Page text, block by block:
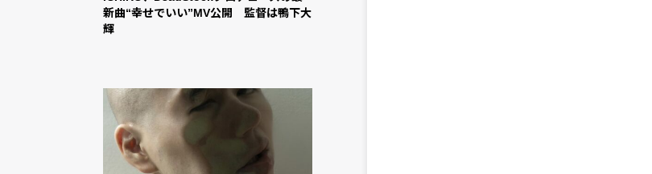
新曲“幸せでいい”MV公開 監督は鴨下大
輝